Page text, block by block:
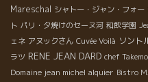
Mareschal シャトー・ジャン・フォー
ト パリ・夕焼けのセーヌ河 和飲学園
ェネ アヌックさん Cuvée Voilà ソント
ラツ RENE JEAN DARD chef
Domaine jean michel alquier Bistro